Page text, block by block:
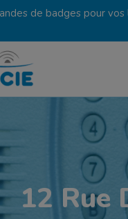
de badges pour
12 Rue